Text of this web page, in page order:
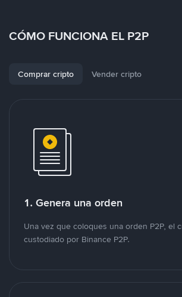
CÓMO FUNCIONA EL P2P
Comprar cripto Vender cripto
1. Genera una orden
Una vez que coloques una orden P2P, el
custodiado por Binance P2P.